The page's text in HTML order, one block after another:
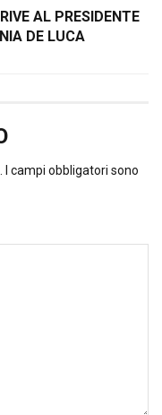
AL PRESIDENTE
DE LUCA
I campi obbligatori sono